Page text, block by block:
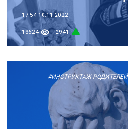
17:54 10.11.2022
18624 2941
#ИНСТРУКТАЖ РОДИТЕЛЕЙ